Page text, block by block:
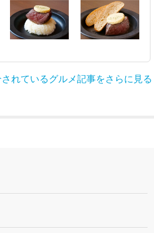
れているグルメ記事をさらに見る